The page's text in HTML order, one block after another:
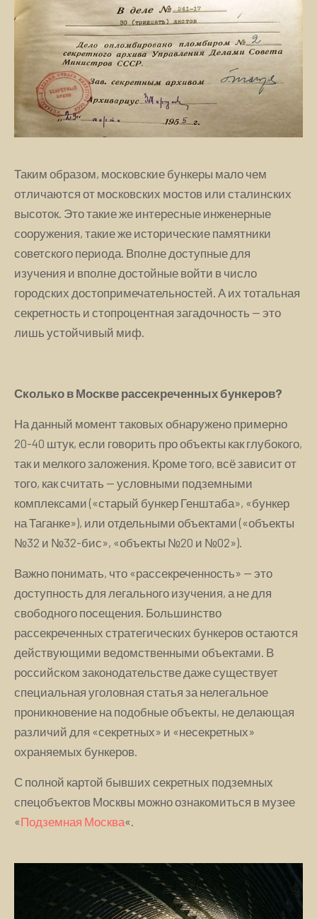
Таким образом, московские бункеры мало чем
отличаются от московских мостов или сталинских
высоток. Это такие же интересные инженерные
сооружения, такие же исторические памятники
советского периода. Вполне доступные для
изучения и вполне достойные войти в число
городских достопримечательностей. А их тотальная
секретность и стопроцентная загадочность — это
лишь устойчивый миф.
Сколько в Москве рассекреченных бункеров?
На данный момент таковых обнаружено примерно
20-40 штук, если говорить про объекты как глубокого,
так и мелкого заложения. Кроме того, всё зависит от
того, как считать — условными подземными
комплексами («старый бункер Генштаба», «бункер
на Таганке»), или отдельными объектами («объекты
№32 и №32-бис», «объекты №20 и №02»).
Важно понимать, что «рассекреченность» — это
доступность для легального изучения, а не для
свободного посещения. Большинство
рассекреченных стратегических бункеров остаются
действующими ведомственными объектами. В
российском законодательстве даже существует
специальная уголовная статья за нелегальное
проникновение на подобные объекты, не делающая
различий для «секретных» и «несекретных»
охраняемых бункеров.
С полной картой бывших секретных подземных
спецобъектов Москвы можно ознакомиться в музее
«Подземная Москва«.